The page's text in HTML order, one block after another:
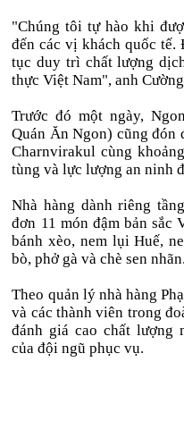
"Chúng tôi tự hào khi
đến các vị khách quốc
tục duy trì chất lượng
thực Việt Nam", anh
Trước đó một ngày,
Quán Ăn Ngon) cũng đón
Charnvirakul cùng
tùng và lực lượng an ninh
Nhà hàng dành riêng
đơn 11 món đậm bản sắc
bánh xèo, nem lụi Huế,
bò, phở gà và chè sen nhãn.
Theo quản lý nhà hàng
và các thành viên trong
đánh giá cao chất lượng
của đội ngũ phục vụ.